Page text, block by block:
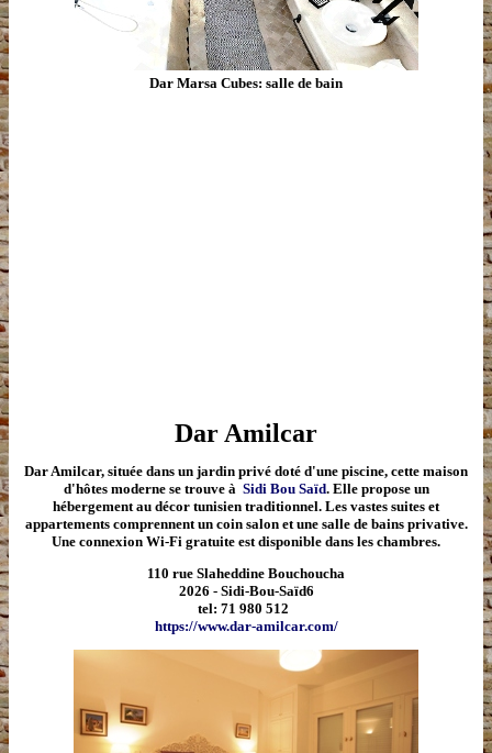
Dar Marsa Cubes: salle de bain
Dar Amilcar
Dar Amilcar, située dans un jardin privé doté d'une piscine, cette maison
d'hôtes moderne se trouve à Sidi Bou Saïd. Elle propose un
hébergement au décor tunisien traditionnel. Les vastes suites et
appartements comprennent un coin salon et une salle de bains privative.
Une connexion Wi-Fi gratuite est disponible dans les chambres.
110 rue Slaheddine Bouchoucha
2026 - Sidi-Bou-Saïd6
tel: 71 980 512
https://www.dar-amilcar.com/